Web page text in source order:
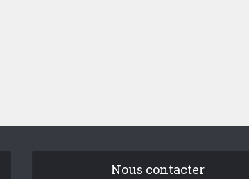
Nous contacter